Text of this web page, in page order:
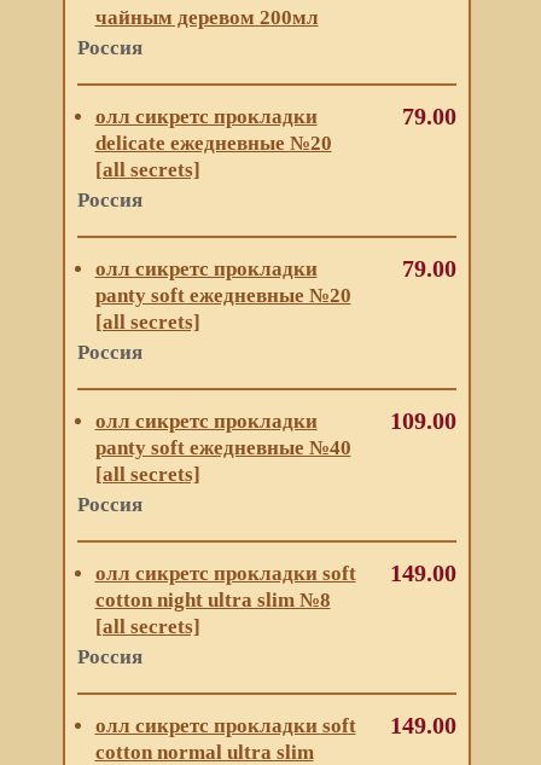
чайным деревом 200мл
Россия
олл сикретс прокладки
delicate ежедневные №20
[all secrets]
Россия
79.00
олл сикретс прокладки
panty soft ежедневные №20
[all secrets]
Россия
79.00
олл сикретс прокладки
panty soft ежедневные №40
[all secrets]
Россия
109.00
олл сикретс прокладки soft
cotton night ultra slim №8
[all secrets]
Россия
149.00
олл сикретс прокладки soft
cotton normal ultra slim
149.00